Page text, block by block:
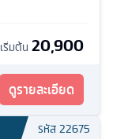
เริ่มต้น 20,900
ดูรายละเอียด
รหัส22675